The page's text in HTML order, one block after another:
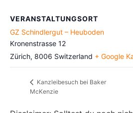
VERANSTALTUNGSORT
GZ Schindlergut – Heuboden
Kronenstrasse 12
Zürich, 8006 Switzerland + Google
Kanzleibesuch bei Baker
McKenzie